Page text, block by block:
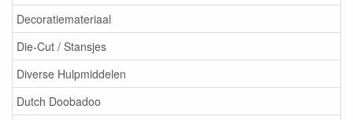
Decoratiemateriaal
Die-Cut / Stansjes
Diverse Hulpmiddelen
Dutch Doobadoo